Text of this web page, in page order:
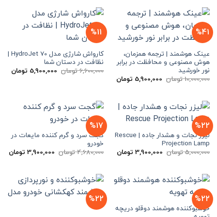
12,000,000 تومان
%41
عینک هوشمند | ترجمه همزمان،
هوش مصنوعی و محافظت در برابر
نور خورشید
10,000,000تومان قیمت
اصلی
5,900,000 تومانقیمت
فعلی
%11
کارواش شارژی مدل HydroJet 70 |
نظافت در دستان شما
6,600,000تومان قیمت
اصلی
5,900,000 تومان
%22
لیزر نجات و هشدار جاده | Rescue
Projection Lamp
5,000,000تومان قیمت
اصلی
3,900,000 تومانقیمت
فعلی
%17
گجت سرد و گرم کننده مایعات در
خودرو
4,680,000تومان قیمت
اصلی
3,900,000 تومان
%22
خوشبوکننده هوشمند دوقلو دریچه
%22